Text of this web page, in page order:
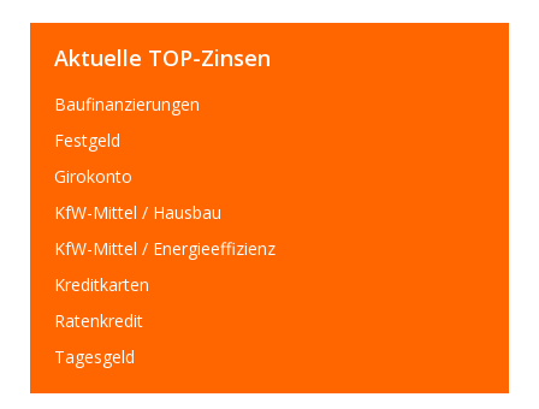
Aktuelle TOP-Zinsen
Baufinanzierungen
Festgeld
Girokonto
KfW-Mittel / Hausbau
KfW-Mittel / Energieeffizienz
Kreditkarten
Ratenkredit
Tagesgeld